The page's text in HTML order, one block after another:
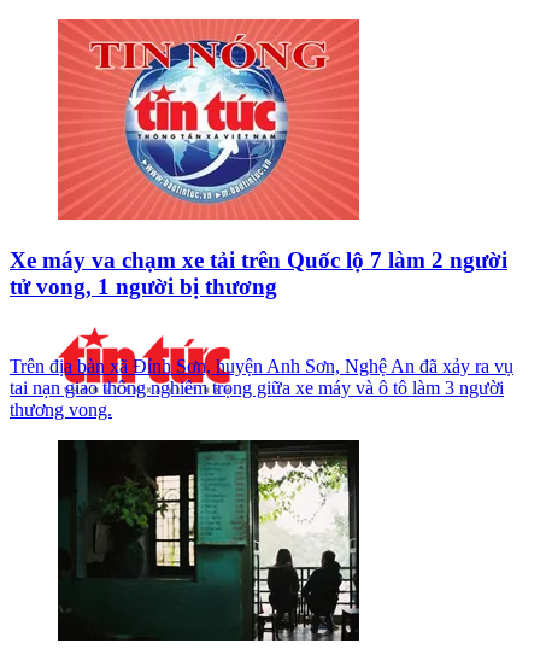
Xe máy va chạm xe tải trên Quốc lộ 7 làm 2 người
tử vong, 1 người bị thương
Trên địa bàn xã Đỉnh Sơn, huyện Anh Sơn, Nghệ An đã xảy ra vụ
tai nạn giao thông nghiêm trọng giữa xe máy và ô tô làm 3 người
thương vong.